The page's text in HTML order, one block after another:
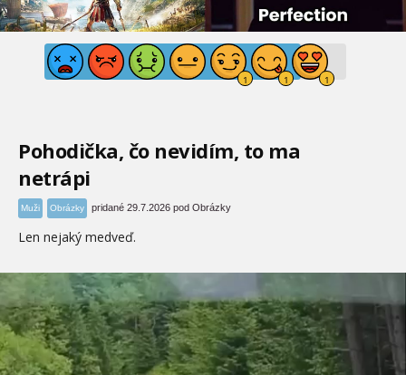
Pohodička, čo nevidím, to ma
netrápi
Muži Obrázky pridané 29.7.2026 pod Obrázky
Len nejaký medveď.